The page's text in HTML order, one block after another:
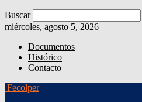
Buscar
miércoles, agosto 5, 2026
Documentos
Histórico
Contacto
Fecolper